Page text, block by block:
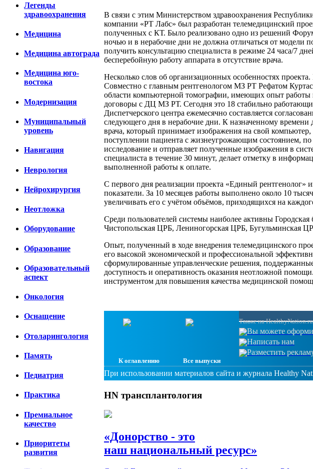
Легенды
здравоохранения
Медицина
Медицина автограда
Медицина юго-
востока
Модернизация
Муниципальный
уровень
Навигация
Неврология
Нейрохирургия
Неотложка
Оборудование
Образование
Образовательный
аспект
Онкология
Оснащение
Отоларингология
Память
Педиатрия
Практика
Премиальное
качество
Приоритеты
развития
В связи с этим Министерством здравоохранения
компании «РТ Лабс» был разработан телемедицинский
полученных с КТ. Было реализовано одно из решений
ночью и в нерабочие дни не должна отличаться от модели
получить консультацию специалиста в режиме 24 часа/7
бесперебойную работу аппарата в отсутствие врача.
Несколько слов об организационных особенностях
Совместно с главным рентгенологом МЗ РТ Рефатом
области компьютерной томографии, имеющих опыт работы
договоры с ДЦ МЗ РТ. Сегодня это 18 стабильно
Диспетчерского центра ежемесячно составляется
следующего дня в нерабочие дни. К назначенному
врача, который принимает изображения на свой
поступлении пациента с жизнеугрожающим состоянием,
исследование и отправляет полученные изображения в
специалиста в течение 30 минут, делает отметку в
выполненной работы к оплате.
С первого дня реализации проекта «Единый рентгенолог»
показатели. За 10 месяцев работы выполнено около 10
увеличивать его с учётом объёмов, приходящихся на
Среди пользователей системы наиболее активны
Чистопольская ЦРБ, Лениногорская ЦРБ, Бугульминская
Опыт, полученный в ходе внедрения телемедицинского
его высокой экономической и профессиональной
сформулированные управленческие решения,
доступность и оперативность оказания неотложной
инструментом для повышения качества медицинской
Также на HealthyNation.ru
К оглавлению Все выпуски
Вы можете
Написать нам
Разместить
При использовании материалов сайта и журнала Healthy
HN трансплантология
«Донорство - это
наш национальный ресурс»